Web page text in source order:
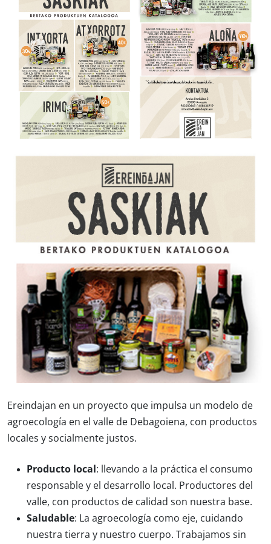
Ereindajan en un proyecto que impulsa un modelo de
agroecología en el valle de Debagoiena, con productos
locales y socialmente justos.
Producto local : llevando a la práctica el consumo
responsable y el desarrollo local. Productores del
valle, con productos de calidad son nuestra base.
Saludable: La agroecología como eje, cuidando
nuestra tierra y nuestro cuerpo. Trabajamos sin